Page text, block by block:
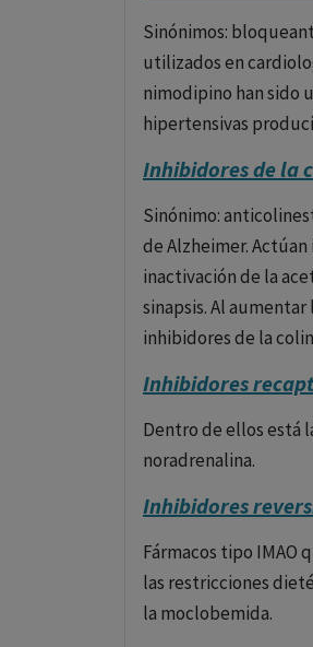
Sinónimos:
utilizados en
nimodipino han sido
hipertensivas
Inhibidores de la
Sinónimo:
de Alzheimer.
inactivación de la
sinapsis. Al
inhibidores de la
Inhibidores
Dentro de ellos está
noradrenalina.
Inhibidores
Fármacos tipo IMAO
las restricciones
la moclobemida.